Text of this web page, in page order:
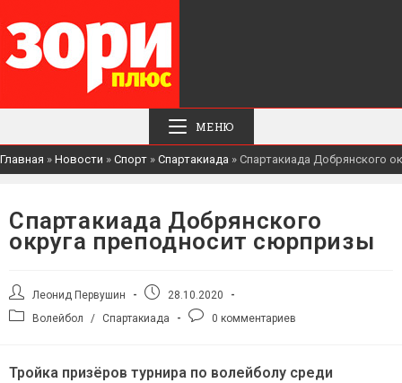
МЕНЮ
Главная » Новости » Спорт » Спартакиада » Спартакиада Добрянского
Спартакиада Добрянского
округа преподносит сюрпризы
Автор
записи:
Леонид Первушин
Запись
опубликована:
28.10.2020
РубрикаВолейбол / Спартакиада
Комментарии
0 комментариев
Тройка призёров турнира по волейболу среди